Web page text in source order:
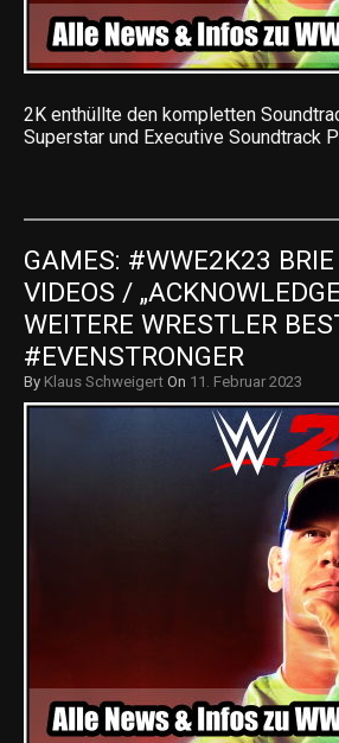
2K enthüllte den kompletten
Superstar und Executive Soundtrack
GAMES: #WWE2K23
VIDEOS /
WEITERE WRESTLER
#EVENSTRONGER
By Klaus Schweigert On 11. Februar 2023